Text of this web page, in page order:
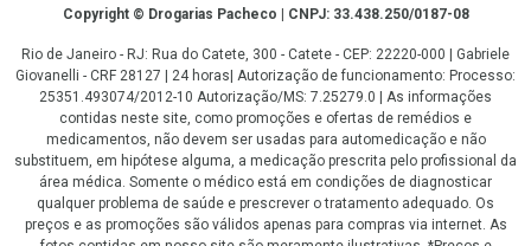
CopyrightCopyright © Drogarias Pacheco | CNPJ: 33.438.250/0187-08
Rio de Janeiro - RJ: Rua do Catete, 300 - Catete - CEP: 22220-000 | Gabriele
Giovanelli - CRF 28127 | 24 horas| Autorização de funcionamento: Processo:
25351.493074/2012-10 Autorização/MS: 7.25279.0 | As informações
contidas neste site, como promoções e ofertas de remédios e
medicamentos, não devem ser usadas para automedicação e não
substituem, em hipótese alguma, a medicação prescrita pelo profissional da
área médica. Somente o médico está em condições de diagnosticar
qualquer problema de saúde e prescrever o tratamento adequado. Os
preços e as promoções são válidos apenas para compras via internet. As